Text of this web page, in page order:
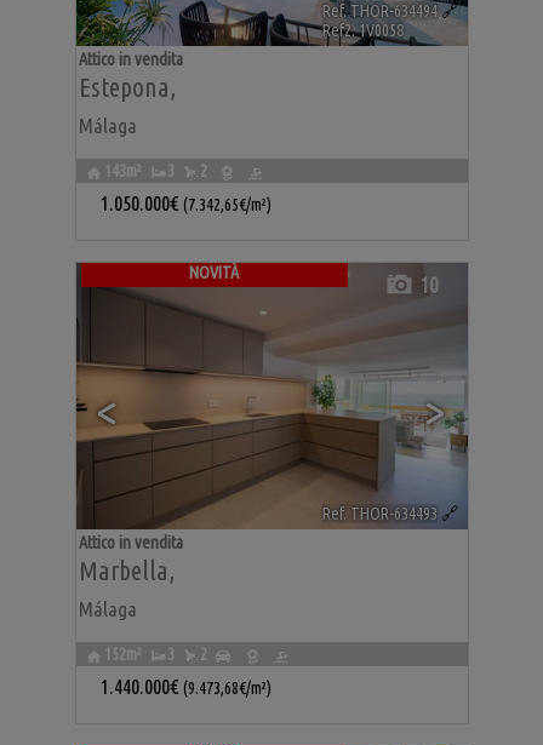
Ref. THOR-634494 🔗
Ref2. 1V0058
Estepona,
Málaga
Attico in vendita
143m² 3 2
1.050.000€ (7.342,65€/m²)
NOVITÀ
< >
10
Ref. THOR-634493 🔗
Marbella,
Málaga
Attico in vendita
152m² 3 2
1.440.000€ (9.473,68€/m²)